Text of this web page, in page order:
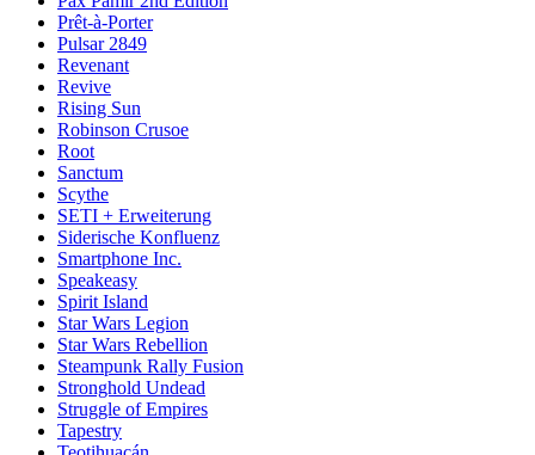
Prêt-à-Porter
Pulsar 2849
Revenant
Revive
Rising Sun
Robinson Crusoe
Root
Sanctum
Scythe
SETI + Erweiterung
Siderische Konfluenz
Smartphone Inc.
Speakeasy
Spirit Island
Star Wars Legion
Star Wars Rebellion
Steampunk Rally Fusion
Stronghold Undead
Struggle of Empires
Tapestry